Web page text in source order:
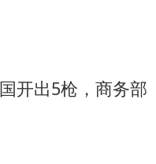
任何闹海挑衅图谋
开出5枪，商务部